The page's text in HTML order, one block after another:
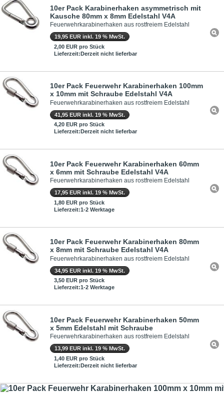
10er Pack Karabinerhaken asymmetrisch mit
Kausche 80mm x 8mm Edelstahl V4A
Feuerwehrkarabinerhaken aus rostfreiem Edelstahl
19,95 EUR inkl. 19 % MwSt.
2,00 EUR pro Stück
Lieferzeit:Derzeit nicht lieferbar
10er Pack Feuerwehr Karabinerhaken 100mm
x 10mm mit Schraube Edelstahl V4A
Feuerwehrkarabinerhaken aus rostfreiem Edelstahl
41,95 EUR inkl. 19 % MwSt.
4,20 EUR pro Stück
Lieferzeit:Derzeit nicht lieferbar
10er Pack Feuerwehr Karabinerhaken 60mm
x 6mm mit Schraube Edelstahl V4A
Feuerwehrkarabinerhaken aus rostfreiem Edelstahl
17,95 EUR inkl. 19 % MwSt.
1,80 EUR pro Stück
Lieferzeit:1-2 Werktage
10er Pack Feuerwehr Karabinerhaken 80mm
x 8mm mit Schraube Edelstahl V4A
Feuerwehrkarabinerhaken aus rostfreiem Edelstahl
34,95 EUR inkl. 19 % MwSt.
3,50 EUR pro Stück
Lieferzeit:1-2 Werktage
10er Pack Feuerwehr Karabinerhaken 50mm
x 5mm Edelstahl mit Schraube
Feuerwehrkarabinerhaken aus rostfreiem Edelstahl
13,99 EUR inkl. 19 % MwSt.
1,40 EUR pro Stück
Lieferzeit:Derzeit nicht lieferbar